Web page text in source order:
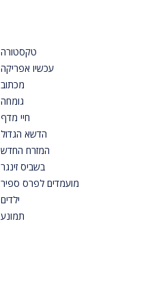
טקסטורה
עכשיו אפריקה
מכתוב
גומחה
חיי מדף
הדשא הגדול
המזרח החדש
בשביס זינגר
מועמדים לפרס ספיר
ילדים
תמונע